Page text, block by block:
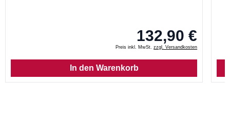
132,90 €
Preis inkl. MwSt.zzgl. Versandkosten
In den Warenkorb